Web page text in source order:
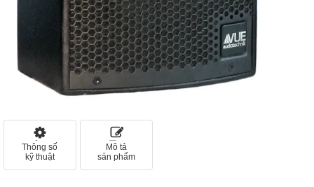
Thông số
kỹ thuật
Mô tả
sản phẩm